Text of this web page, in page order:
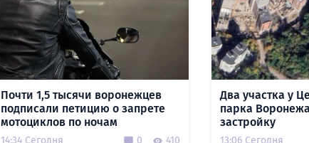
Почти 1,5 тысячи воронежцев
подписали петицию о запрете
мотоциклов по ночам
Два участка у
парка
застройку